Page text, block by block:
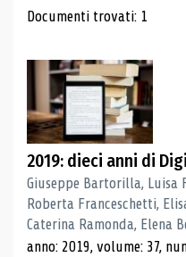
Risultati di
Documenti trovati: 1
2019: dieci anni di
Giuseppe Bartorilla, Luisa
Roberta Franceschetti,
Caterina Ramonda, Elena
anno: 2019, volume: 37,